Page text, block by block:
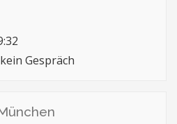
Gespräch